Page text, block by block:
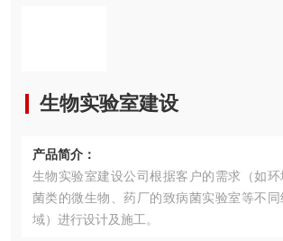
生物实验室建设
产品简介：
生物实验室建设公司根据客户的需求（如
菌类的微生物、药厂的致病菌实验室等不
域）进行设计及施工。